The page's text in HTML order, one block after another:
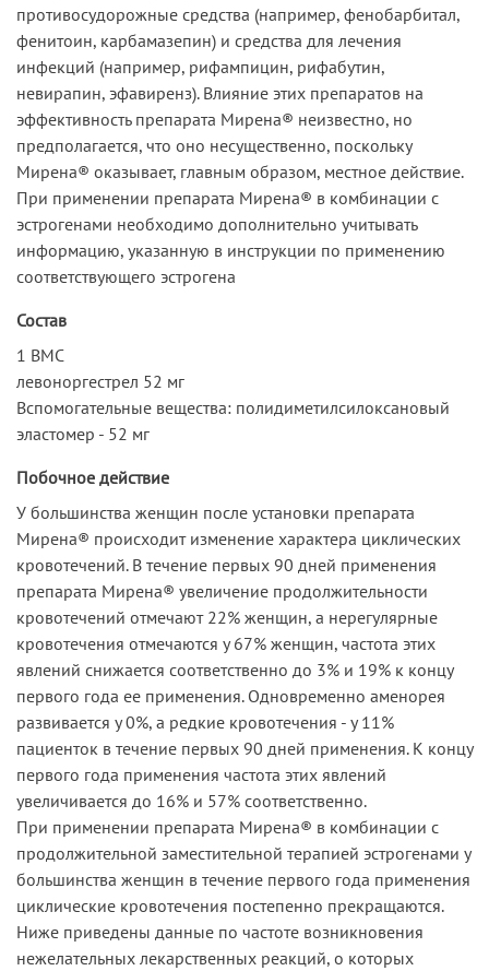
противосудорожные средства (например, фенобарбитал,
фенитоин, карбамазепин) и средства для лечения
инфекций (например, рифампицин, рифабутин,
невирапин, эфавиренз). Влияние этих препаратов на
эффективность препарата Мирена® неизвестно, но
предполагается, что оно несущественно, поскольку
Мирена® оказывает, главным образом, местное действие.
При применении препарата Мирена® в комбинации с
эстрогенами необходимо дополнительно учитывать
информацию, указанную в инструкции по применению
соответствующего эстрогена
Состав
1 ВМС
левоноргестрел 52 мг
Вспомогательные вещества: полидиметилсилоксановый
эластомер - 52 мг
Побочное действие
У большинства женщин после установки препарата
Мирена® происходит изменение характера циклических
кровотечений. В течение первых 90 дней применения
препарата Мирена® увеличение продолжительности
кровотечений отмечают 22% женщин, а нерегулярные
кровотечения отмечаются у 67% женщин, частота этих
явлений снижается соответственно до 3% и 19% к концу
первого года ее применения. Одновременно аменорея
развивается у 0%, а редкие кровотечения - у 11%
пациенток в течение первых 90 дней применения. К концу
первого года применения частота этих явлений
увеличивается до 16% и 57% соответственно.
При применении препарата Мирена® в комбинации с
продолжительной заместительной терапией эстрогенами у
большинства женщин в течение первого года применения
циклические кровотечения постепенно прекращаются.
Ниже приведены данные по частоте возникновения
нежелательных лекарственных реакций, о которых